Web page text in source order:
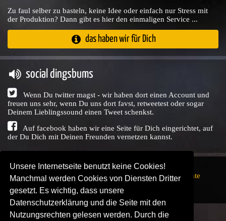
Unsere Internetseite benutzt keine Cookies!
Manchmal werden Cookies von Diensten Dritter
gesetzt. Es wichtig, dass unsere
Datenschutzerklärung und die Seite mit den
Nutzungsrechten gelesen werden. Durch die
Zu faul selber zu basteln, keine Idee oder einfach nur Stress mit
der Produktion? Dann gibt es hier den einmaligen Service ...
das haben wir für Dich
social dingsbums
Wenn Du twitter magst - wir haben dort einen Account und
freuen uns sehr, wenn Du uns dort favst, retweetest oder sogar
Deinem Lieblingssound einen Tweet schenkst.
Auf facebook haben wir eine Seite für Dich eingerichtet, auf
der Du Dich mit Deinen Freunden vernetzen kannst.
Copyright © Audio Union GbR, 1999 - 2026,Nutzungsrechte
SENDEPLATZ ↗